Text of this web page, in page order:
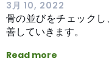
3月 10, 2022
骨の並びをチェック
善していきます。
Read more